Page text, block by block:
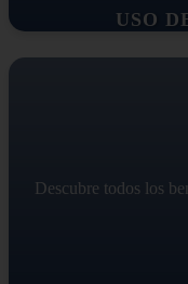
USO
Descubre todos los